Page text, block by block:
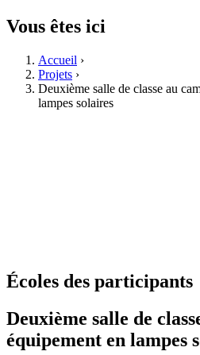
Vous êtes ici
Accueil ›
Projets ›
Deuxième salle de classe au
lampes solaires
Écoles des participants
Deuxième salle de
équipement en lampes